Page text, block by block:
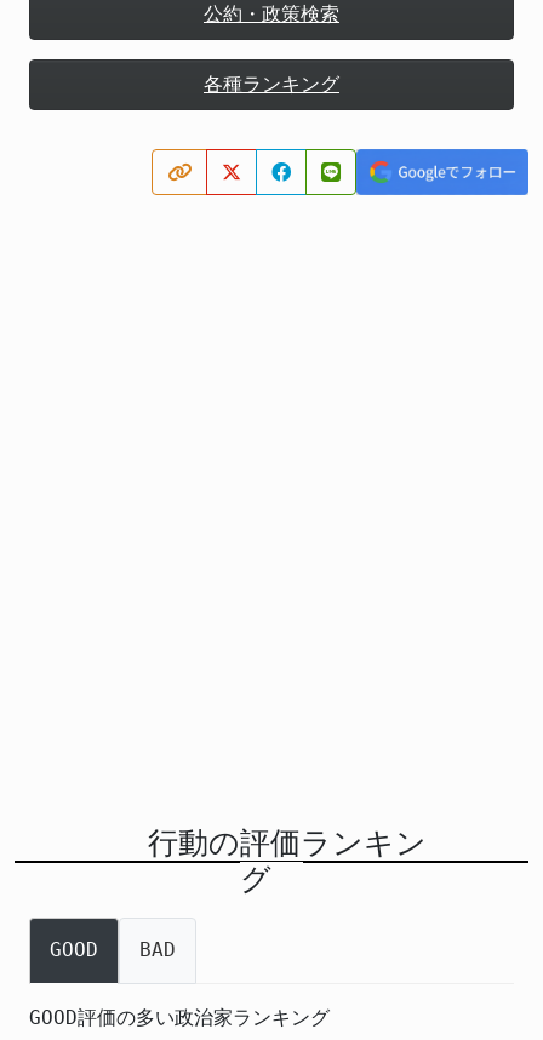
公約・政策検索
各種ランキング
行動の評価ランキン
グ
GOOD BAD
GOOD評価の多い政治家ランキング